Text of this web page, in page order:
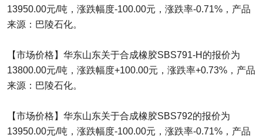
13950.00元/吨，涨跌幅度-100.00元，涨跌率-0.71%，产品
来源：巴陵石化。
【市场价格】华东山东关于合成橡胶SBS791-H的报价为
13800.00元/吨，涨跌幅度+100.00元，涨跌率+0.73%，产品
来源：巴陵石化。
【市场价格】华东山东关于合成橡胶SBS792的报价为
13950.00元/吨，涨跌幅度-100.00元，涨跌率-0.71%，产品